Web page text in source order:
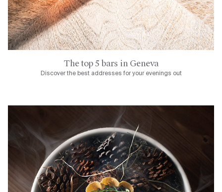
The top 5 bars in Geneva
Discover the best addresses for your evenings out